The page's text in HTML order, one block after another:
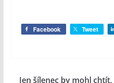
Facebook Tweet
Jen šílenec by mohl